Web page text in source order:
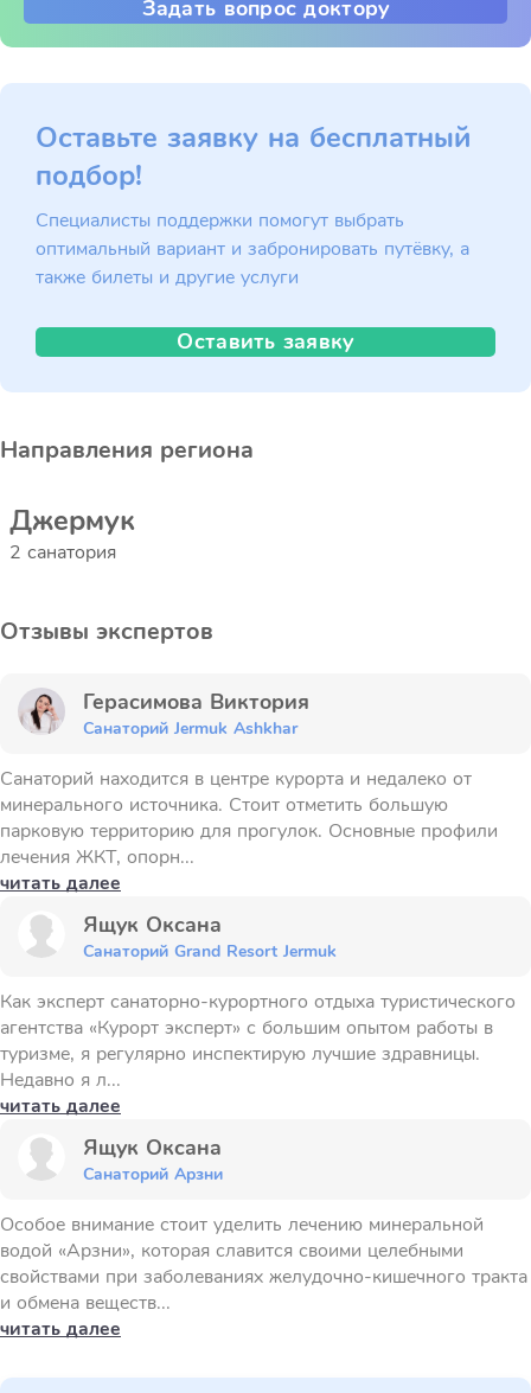
Задать вопрос доктору
Оставьте заявку на бесплатный
подбор!
Специалисты поддержки помогут выбрать
оптимальный вариант и забронировать путёвку, а
также билеты и другие услуги
Оставить заявку
Направления региона
Джермук
2 санатория
Отзывы экспертов
Герасимова Виктория
Санаторий Jermuk Ashkhar
Санаторий находится в центре курорта и недалеко от
минерального источника. Стоит отметить большую
парковую территорию для прогулок. Основные профили
лечения ЖКТ, опорн...
читать далее
Ящук Оксана
Санаторий Grand Resort Jermuk
Как эксперт санаторно-курортного отдыха туристического
агентства «Курорт эксперт» с большим опытом работы в
туризме, я регулярно инспектирую лучшие здравницы.
Недавно я л...
читать далее
Ящук Оксана
Санаторий Арзни
Особое внимание стоит уделить лечению минеральной
водой «Арзни», которая славится своими целебными
свойствами при заболеваниях желудочно-кишечного тракта
и обмена веществ...
читать далее